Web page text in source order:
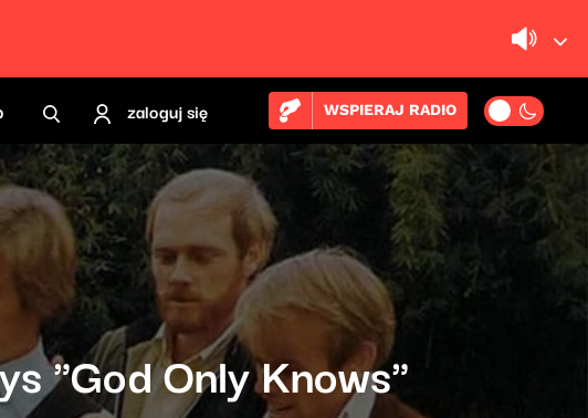
zaloguj się WSPIERAJ RADIO
"God Only Knows"